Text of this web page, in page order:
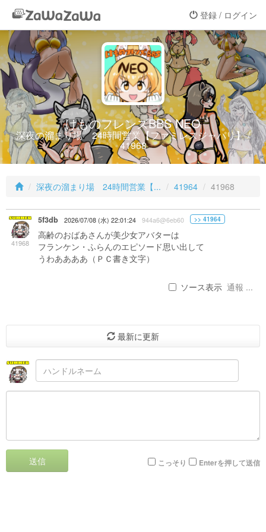
登録 / ログイン
けものフレンズBBS NEO
深夜の溜まり場 24時間営業【ファミレスジャパリ】 /
41968
深夜の溜まり場 24時間営業【... 41964 41968
41968
5f3db 2026/07/08 (水) 22:01:24 944a6@6eb60 >> 41964
高齢のおばあさんが美少女アバターは
フランケン・ふらんのエピソード思い出して
うわああああ（ＰＣ書き文字）
ソース表示 通報 ...
最新に更新
送信 こっそり Enterを押して送信